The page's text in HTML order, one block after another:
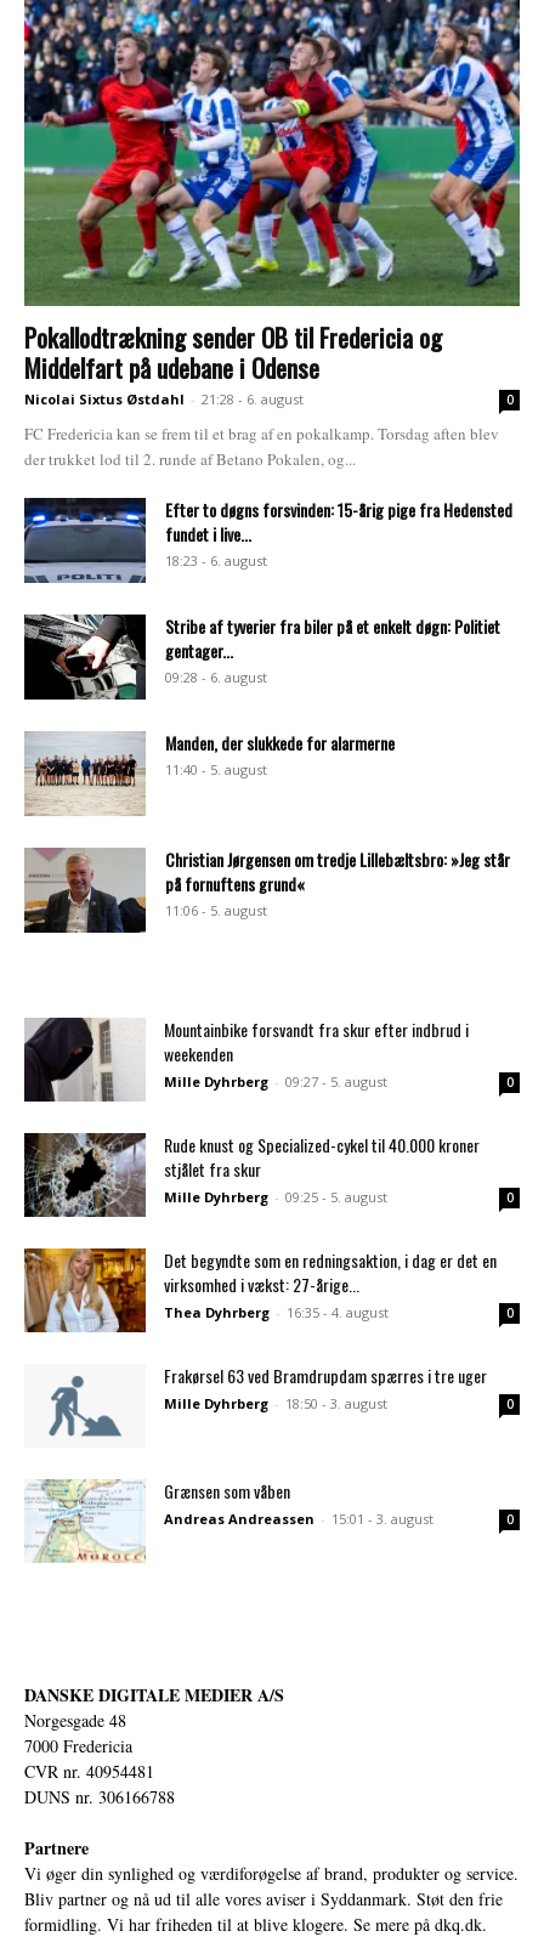
Pokallodtrækning sender OB til Fredericia og
Middelfart på udebane i Odense
Nicolai Sixtus Østdahl - 21:28 - 6. august 0
FC Fredericia kan se frem til et brag af en pokalkamp. Torsdag aften blev
der trukket lod til 2. runde af Betano Pokalen, og...
Efter to døgns forsvinden: 15-årig pige fra Hedensted
fundet i live...
18:23 - 6. august
Stribe af tyverier fra biler på et enkelt døgn: Politiet
gentager...
09:28 - 6. august
Manden, der slukkede for alarmerne
11:40 - 5. august
Christian Jørgensen om tredje Lillebæltsbro: »Jeg står
på fornuftens grund«
11:06 - 5. august
Mountainbike forsvandt fra skur efter indbrud i
weekenden
Mille Dyhrberg - 09:27 - 5. august 0
Rude knust og Specialized-cykel til 40.000 kroner
stjålet fra skur
Mille Dyhrberg - 09:25 - 5. august 0
Det begyndte som en redningsaktion, i dag er det en
virksomhed i vækst: 27-årige...
Thea Dyhrberg - 16:35 - 4. august 0
Frakørsel 63 ved Bramdrupdam spærres i tre uger
Mille Dyhrberg - 18:50 - 3. august 0
Grænsen som våben
Andreas Andreassen - 15:01 - 3. august 0
DANSKE DIGITALE MEDIER A/S
Norgesgade 48
7000 Fredericia
CVR nr. 40954481
DUNS nr. 306166788
Partnere
Vi øger din synlighed og værdiforøgelse af brand, produkter og service.
Bliv partner og nå ud til alle vores aviser i Syddanmark. Støt den frie
formidling. Vi har friheden til at blive klogere. Se mere på dkq.dk.